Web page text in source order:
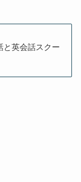
と英会話スクー